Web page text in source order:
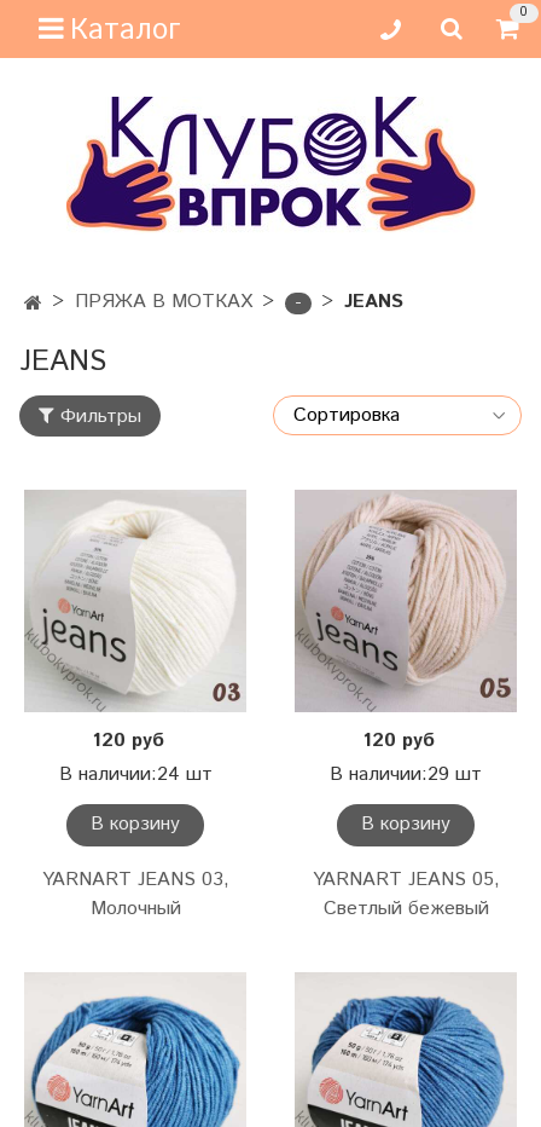
Каталог 0
ПРЯЖА В МОТКАХ - JEANS
JEANS
Фильтры
120 руб
В наличии:24 шт
В корзину
YARNART JEANS 03,
Молочный
120 руб
В наличии:29 шт
В корзину
YARNART JEANS 05,
Светлый бежевый